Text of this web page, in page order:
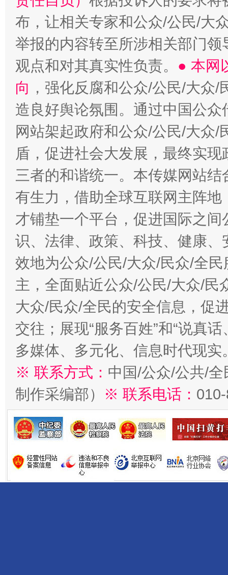
布，让相关专家和公众/公民/大
举报的内容转至所涉相关部门
观点和对其真实性负责。 ● 本网
向 ，强化反腐和公众/公民/大众
造良好舆论氛围。通过中国公
网站架起政府和公众/公民/大众
盾，促进社会大发展，最终实
三者的和谐统一。本传媒网站
有生力，借助全球互联网主阵
才铺垫一个平台，促进国际之
识、法律、政策、科技、健康
效地为公众/公民/大众/民众/全
主，全面贴近公众/公民/大众/民
大众/民众/全民的安全信息，促
交往；展现“服务百姓”和“说真
多媒体、多元化、信息时代现实
※ 联系方式： 中国/公众/公共/
制作采编部）
※ 联系电话：